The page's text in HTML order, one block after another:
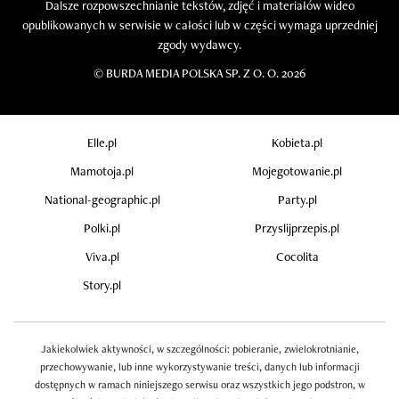
Dalsze rozpowszechnianie tekstów, zdjęć i materiałów wideo
opublikowanych w serwisie w całości lub w części wymaga uprzedniej
zgody wydawcy.
© BURDA MEDIA POLSKA SP. Z O. O. 2026
Elle.pl
Kobieta.pl
Mamotoja.pl
Mojegotowanie.pl
National-geographic.pl
Party.pl
Polki.pl
Przyslijprzepis.pl
Viva.pl
Cocolita
Story.pl
Jakiekolwiek aktywności, w szczególności: pobieranie, zwielokrotnianie,
przechowywanie, lub inne wykorzystywanie treści, danych lub informacji
dostępnych w ramach niniejszego serwisu oraz wszystkich jego podstron, w